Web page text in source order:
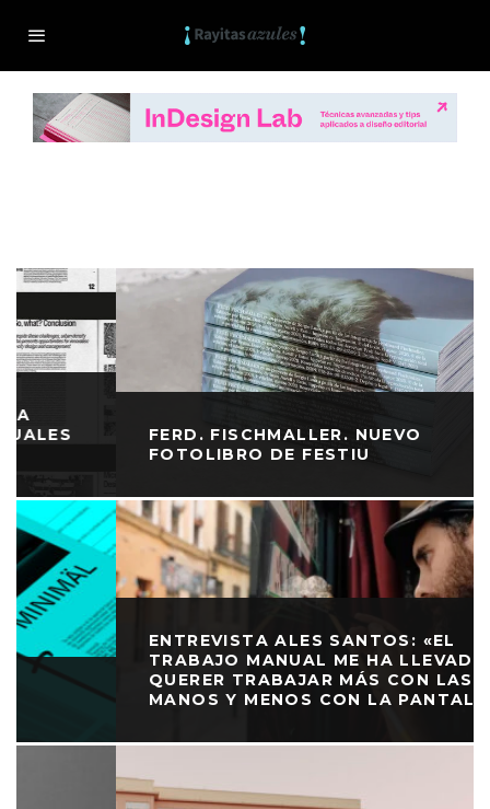
FERD. FISCHMALLER. NUEVO
FOTOLIBRO DE FESTIU
ENTREVISTA ALES SANTOS: «EL
TRABAJO MANUAL ME HA LLEVADO A
QUERER TRABAJAR MÁS CON LAS
MANOS Y MENOS CON LA PANTALLA»